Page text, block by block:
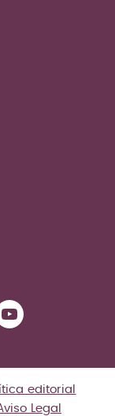
YouTube
editorial
Legal